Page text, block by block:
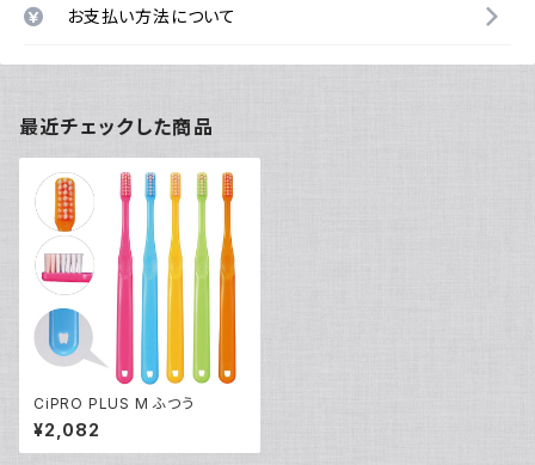
お支払い方法について
最近チェックした商品
CiPRO PLUS M ふつう
¥2,082